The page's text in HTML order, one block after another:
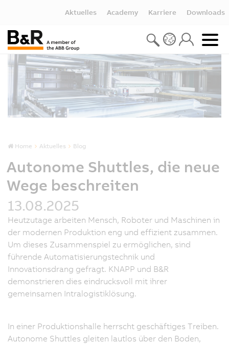
Aktuelles Academy Karriere Downloads
Home Aktuelles Blog
Autonome Shuttles, die neue
Wege beschreiten
13.08.2025
Heutzutage arbeiten Mensch, Roboter und Maschinen in
der modernen Produktion eng und effizient zusammen.
Um dieses Zusammenspiel zu ermöglichen, sind
führende Automatisierungstechnik und
Innovationsdrang gefragt. KNAPP und B&R
demonstrieren dies eindrucksvoll mit ihrer
gemeinsamen Intralogistiklösung.
In einer Produktionshalle herrscht geschäftiges Treiben.
Autonome Shuttles gleiten lautlos über den Boden,